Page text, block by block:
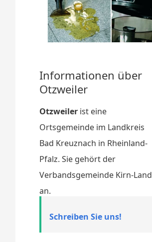
Informationen über
Otzweiler
Otzweiler ist eine
Ortsgemeinde im Landkreis
Bad Kreuznach in Rheinland-
Pfalz. Sie gehört der
Verbandsgemeinde Kirn-Land
an.
Schreiben Sie uns!